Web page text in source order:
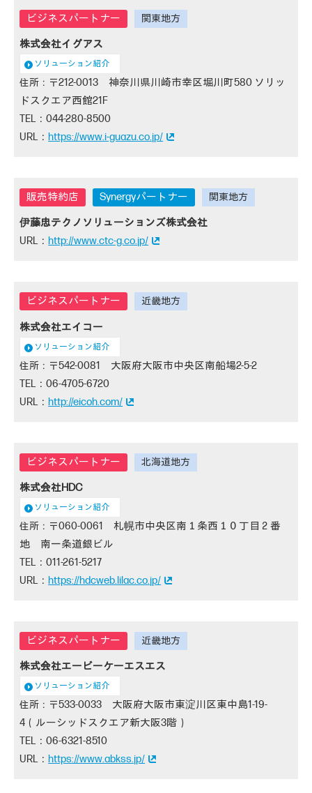
株式会社イグアス
ソリューション紹介
212-0013 神奈川県川崎市幸区堀川町580 ソリッ
ドスクエア西館21F
044-280-8500
https://www.i-guazu.co.jp/
Synergyパートナー
伊藤忠テクノソリューションズ株式会社
http://www.ctc-g.co.jp/
株式会社エイコー
ソリューション紹介
542-0081 大阪府大阪市中央区南船場2-5-2
06-4705-6720
http://eicoh.com/
株式会社HDC
ソリューション紹介
060-0061 札幌市中央区南１条西１０丁目２番
地 南一条道銀ビル
011-261-5217
https://hdcweb.lilac.co.jp/
株式会社エービーケーエスエス
ソリューション紹介
533-0033 大阪府大阪市東淀川区東中島1-19-
4（ルーシッドスクエア新大阪3階）
06-6321-8510
https://www.abkss.jp/